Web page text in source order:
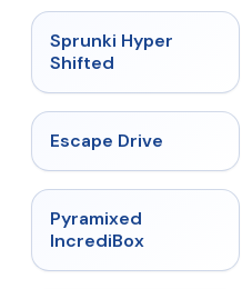
Sprunki Hyper
Shifted
Escape Drive
Pyramixed
IncrediBox